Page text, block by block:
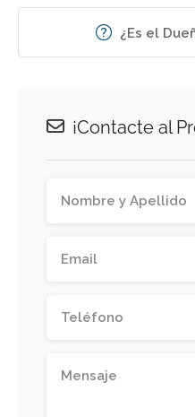
¿Es el
¡Contacte al